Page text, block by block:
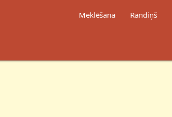
Meklēšana Randiņš